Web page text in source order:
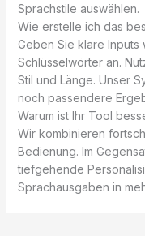
Sprachstile auswählen.
Wie erstelle ich das
Geben Sie klare Inputs
Schlüsselwörter an.
Stil und Länge. Unser
noch passendere
Warum ist Ihr Tool
Wir kombinieren
Bedienung. Im
tiefgehende
Sprachausgaben in